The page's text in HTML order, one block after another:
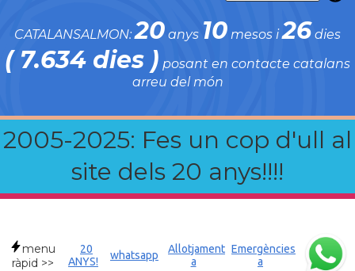
CATALANSALMON:20 anys 10 mesos i26 dies
( 7.634 dies ) posant en contacte catalans
arreu del món
2005-2025: Fes un cop d'ull al
site dels 20 anys!!!!
menu
ràpid >>
20
ANYS!
whatsapp
Allotjament
a
Emergències
a